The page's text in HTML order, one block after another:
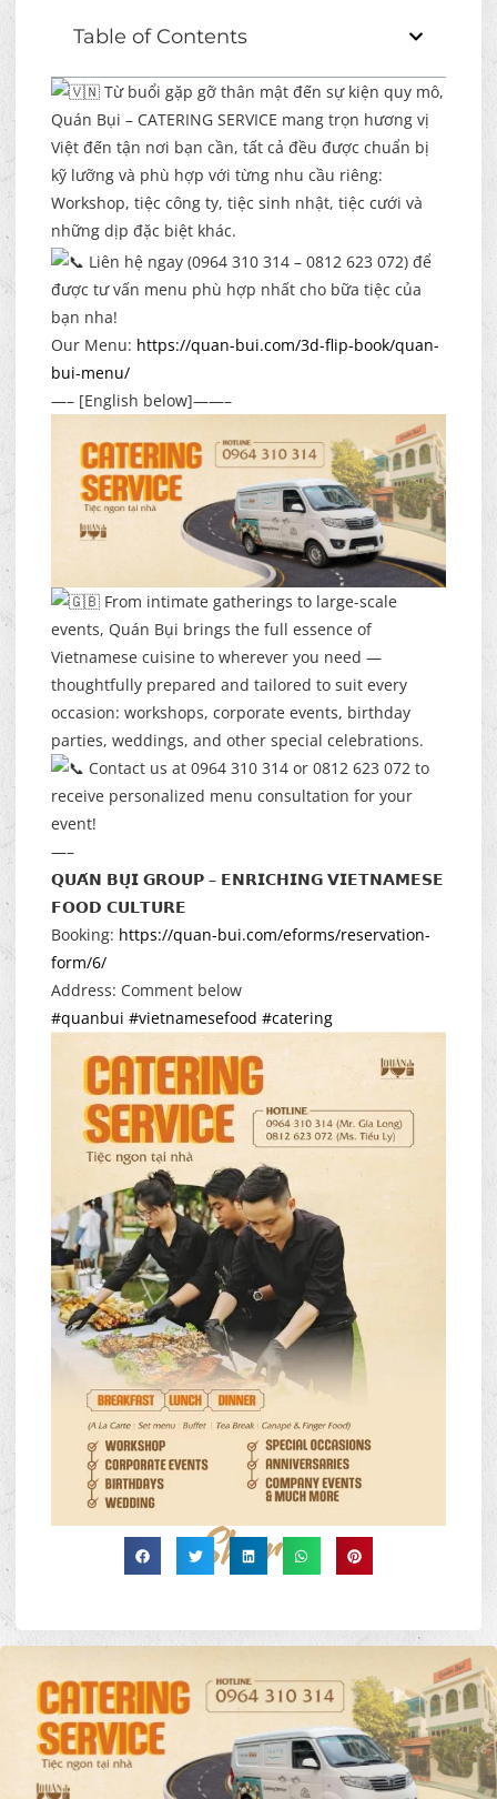
Table of Contents
Từ buổi gặp gỡ thân mật đến sự kiện quy mô,
Quán Bụi – CATERING SERVICE mang trọn hương vị
Việt đến tận nơi bạn cần, tất cả đều được chuẩn bị
kỹ lưỡng và phù hợp với từng nhu cầu riêng:
Workshop, tiệc công ty, tiệc sinh nhật, tiệc cưới và
những dịp đặc biệt khác.
Liên hệ ngay (0964 310 314 – 0812 623 072) để
được tư vấn menu phù hợp nhất cho bữa tiệc của
bạn nha!
Our Menu: https://quan-bui.com/3d-flip-book/quan-
bui-menu/
—– [English below]——–
From intimate gatherings to large-scale
events, Quán Bụi brings the full essence of
Vietnamese cuisine to wherever you need —
thoughtfully prepared and tailored to suit every
occasion: workshops, corporate events, birthday
parties, weddings, and other special celebrations.
Contact us at 0964 310 314 or 0812 623 072 to
receive personalized menu consultation for your
event!
—–
𝗤𝗨𝗔́𝗡 𝗕𝗨̣𝗜 𝗚𝗥𝗢𝗨𝗣 – 𝗘𝗡𝗥𝗜𝗖𝗛𝗜𝗡𝗚 𝗩𝗜𝗘𝗧𝗡𝗔𝗠𝗘𝗦𝗘
𝗙𝗢𝗢𝗗 𝗖𝗨𝗟𝗧𝗨𝗥𝗘
Booking: https://quan-bui.com/eforms/reservation-
form/6/
Address: Comment below
#quanbui #vietnamesefood #catering
Share